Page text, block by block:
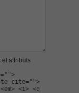
et attributs
cite="">
<i> <q